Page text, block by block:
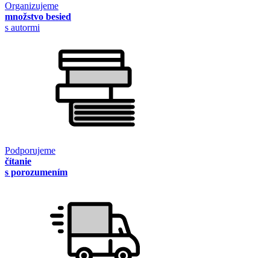
Organizujeme
množstvo besied
s autormi
Podporujeme
čítanie
s porozumením